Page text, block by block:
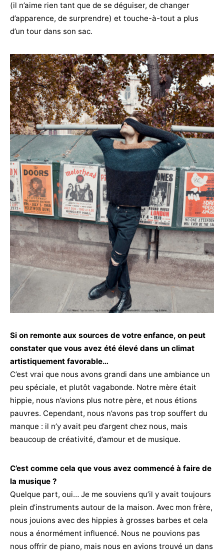
(il n’aime rien tant que de se déguiser, de changer
d’apparence, de surprendre) et touche-à-tout a plus
d’un tour dans son sac.
Si on remonte aux sources de votre enfance, on peut
constater que vous avez été élevé dans un climat
artistiquement favorable…
C’est vrai que nous avons grandi dans une ambiance un
peu spéciale, et plutôt vagabonde. Notre mère était
hippie, nous n’avions plus notre père, et nous étions
pauvres. Cependant, nous n’avons pas trop souffert du
manque : il n’y avait peu d’argent chez nous, mais
beaucoup de créativité, d’amour et de musique.
C’est comme cela que vous avez commencé à faire de
la musique ?
Quelque part, oui… Je me souviens qu’il y avait toujours
plein d’instruments autour de la maison. Avec mon frère,
nous jouions avec des hippies à grosses barbes et cela
nous a énormément influencé. Nous ne pouvions pas
nous offrir de piano, mais nous en avions trouvé un dans